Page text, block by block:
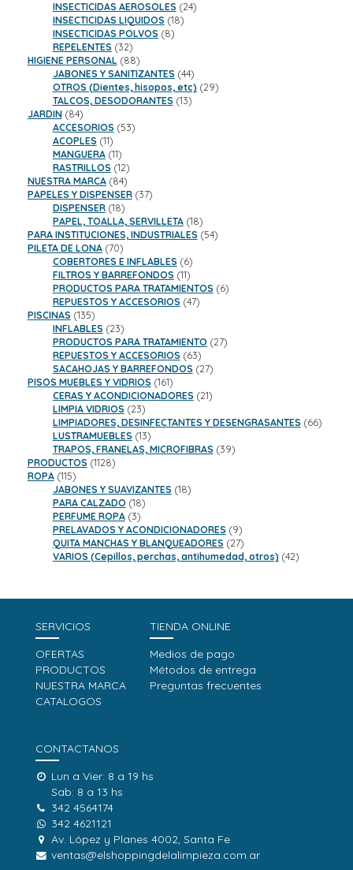
productos
INSECTICIDAS AEROSOLES 2424
INSECTICIDAS LIQUIDOS 1818
INSECTICIDAS POLVOS 88
REPELENTES 3232
productos
HIGIENE PERSONAL 8888
productos
JABONES Y SANITIZANTES 4444
productos
OTROS (Dientes, hisopos, etc) 2929
TALCOS, DESODORANTES 1313
JARDIN 8484
productos
ACCESORIOS 5353
ACOPLES 1111
productos
MANGUERA 1111
productos
RASTRILLOS 1212
productos
NUESTRA MARCA 8484
productos
PAPELES Y DISPENSER 3737
DISPENSER 1818
productos
PAPEL, TOALLA, SERVILLETA 1818
productos
PARA INSTITUCIONES, INDUSTRIALES 5454
PILETA DE LONA 7070
productos
COBERTORES E INFLABLES 66
productos
FILTROS Y BARREFONDOS 1111
productos
PRODUCTOS PARA TRATAMIENTOS 66
REPUESTOS Y ACCESORIOS 4747
PISCINAS 135135
productos
INFLABLES 2323
productos
PRODUCTOS PARA TRATAMIENTO 2727
REPUESTOS Y ACCESORIOS 6363
productos
SACAHOJAS Y BARREFONDOS 2727
PISOS MUEBLES Y VIDRIOS 161161
productos
CERAS Y ACONDICIONADORES 2121
LIMPIA VIDRIOS 2323
productos
LIMPIADORES, DESINFECTANTES Y DESENGRASANTES 6666
LUSTRAMUEBLES 1313
productos
TRAPOS, FRANELAS, MICROFIBRAS 3939
PRODUCTOS 11281128
ROPA 115115
productos
JABONES Y SUAVIZANTES 1818
PARA CALZADO 1818
PERFUME ROPA 33
productos
PRELAVADOS Y ACONDICIONADORES 99
productos
QUITA MANCHAS Y BLANQUEADORES 2727
productos
VARIOS (Cepillos, perchas, antihumedad, otros) 4242
SERVICIOS
OFERTAS
PRODUCTOS
NUESTRA MARCA
CATALOGOS
TIENDA ONLINE
Medios de pago
Métodos de entrega
Preguntas frecuentes
CONTACTANOS
Lun a Vier: 8 a 19 hs
Sab: 8 a 13 hs
342 4564174
342 4621121
Av. López y Planes 4002, Santa Fe
ventas@elshoppingdelalimpieza.com.ar